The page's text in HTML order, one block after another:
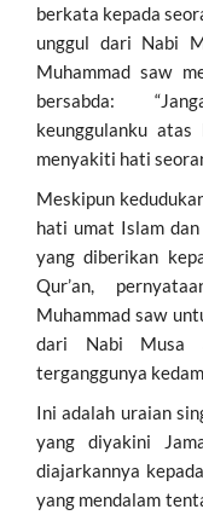
berkata kepada
unggul dari Nabi
Muhammad saw
bersabda:
keunggulanku
menyakiti hati
Meskipun
hati umat Islam
yang diberikan
Qur’an,
Muhammad saw
dari Nabi Musa
terganggunya
Ini adalah uraian
yang diyakini
diajarkannya
yang mendalam